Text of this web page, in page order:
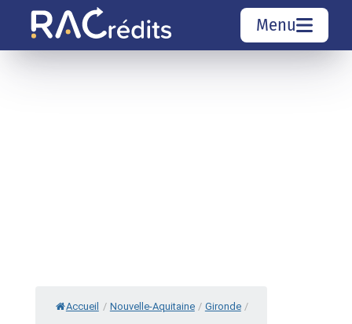
Menu
Accueil / Nouvelle-Aquitaine / Gironde /